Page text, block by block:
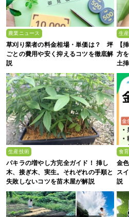
農業ニュース
草刈り業者の料金相場・単価は？ 坪
ごとの費用や安く抑えるコツを徹底解
説
生
【
方
土
生産技術
パキラの増やし方完全ガイド！ 挿し
木、接ぎ木、実生。それぞれの手順と
失敗しないコツを苗木屋が解説
食
金
ス
説